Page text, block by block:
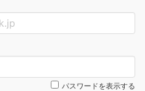
パスワードを表示する